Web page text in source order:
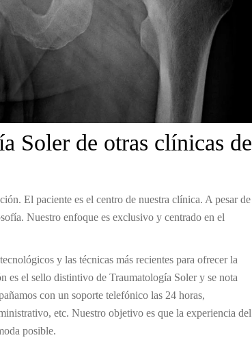
Soler de otras clínicas de
El paciente es el centro de nuestra clínica. A pesar de
Nuestro enfoque es exclusivo y centrado en el
y las técnicas más recientes para ofrecer la
es el sello distintivo de Traumatología Soler y se nota
con un soporte telefónico las 24 horas,
etc. Nuestro objetivo es que la experiencia del
posible.